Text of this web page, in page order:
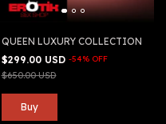
QUEEN LUXURY COLLECTION
$299.00 USD -54% OFF
$650.00 USD